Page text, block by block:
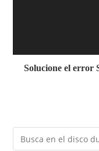
Solucione el error